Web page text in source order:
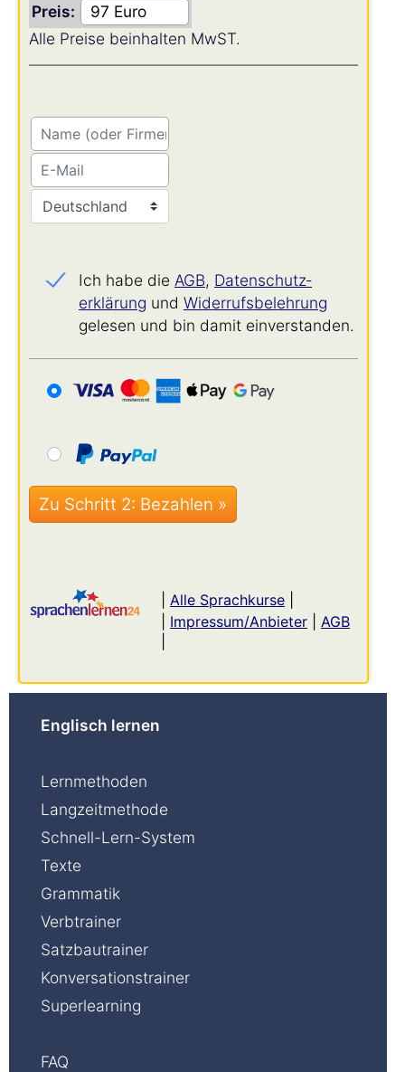
Preis:
Alle Preise beinhalten MwST.
Ich habe die AGB, Datenschutz­
erklärung und Widerrufs­belehrung
gelesen und bin damit einverstanden.
Alle Sprachkurse
Impressum/Anbieter
AGB
Englisch lernen
Lernmethoden
Langzeitmethode
Schnell-Lern-System
Texte
Grammatik
Verbtrainer
Satzbautrainer
Konversationstrainer
Superlearning
FAQ